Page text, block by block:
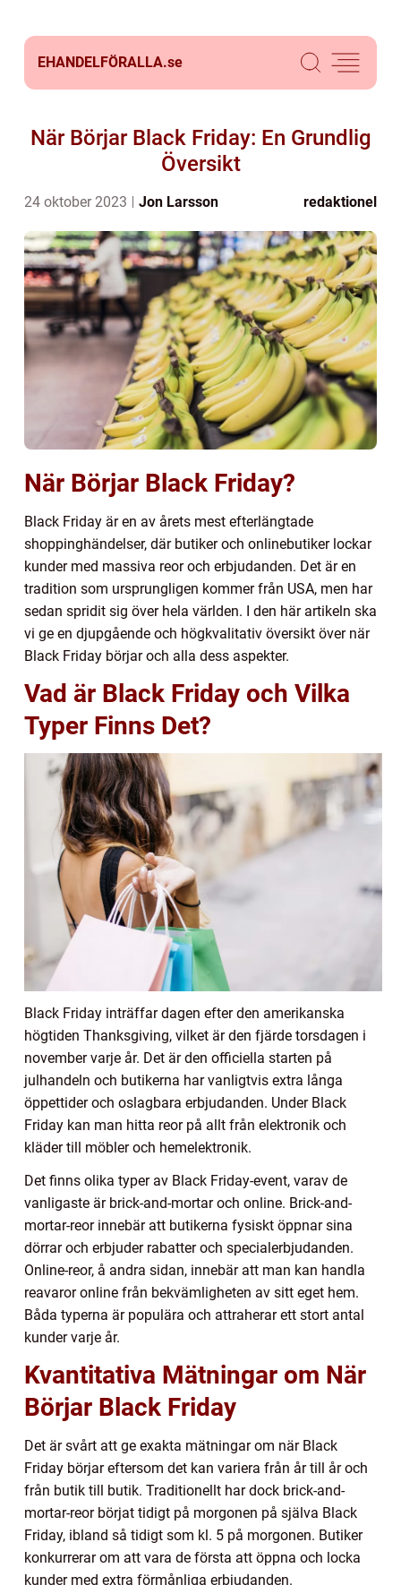
EHANDELFÖRALLA.se
När Börjar Black Friday: En Grundlig
Översikt
24 oktober 2023 Jon Larsson redaktionel
När Börjar Black Friday?
Black Friday är en av årets mest efterlängtade
shoppinghändelser, där butiker och onlinebutiker lockar
kunder med massiva reor och erbjudanden. Det är en
tradition som ursprungligen kommer från USA, men har
sedan spridit sig över hela världen. I den här artikeln ska
vi ge en djupgående och högkvalitativ översikt över när
Black Friday börjar och alla dess aspekter.
Vad är Black Friday och Vilka
Typer Finns Det?
Black Friday inträffar dagen efter den amerikanska
högtiden Thanksgiving, vilket är den fjärde torsdagen i
november varje år. Det är den officiella starten på
julhandeln och butikerna har vanligtvis extra långa
öppettider och oslagbara erbjudanden. Under Black
Friday kan man hitta reor på allt från elektronik och
kläder till möbler och hemelektronik.
Det finns olika typer av Black Friday-event, varav de
vanligaste är brick-and-mortar och online. Brick-and-
mortar-reor innebär att butikerna fysiskt öppnar sina
dörrar och erbjuder rabatter och specialerbjudanden.
Online-reor, å andra sidan, innebär att man kan handla
reavaror online från bekvämligheten av sitt eget hem.
Båda typerna är populära och attraherar ett stort antal
kunder varje år.
Kvantitativa Mätningar om När
Börjar Black Friday
Det är svårt att ge exakta mätningar om när Black
Friday börjar eftersom det kan variera från år till år och
från butik till butik. Traditionellt har dock brick-and-
mortar-reor börjat tidigt på morgonen på själva Black
Friday, ibland så tidigt som kl. 5 på morgonen. Butiker
konkurrerar om att vara de första att öppna och locka
kunder med extra förmånliga erbjudanden.